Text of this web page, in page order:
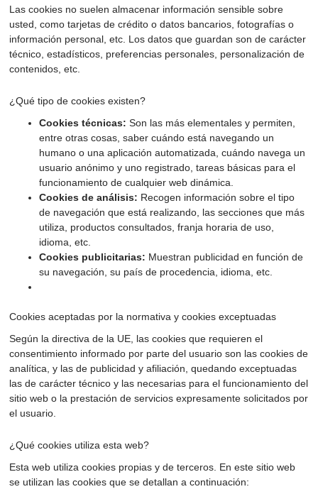
Las cookies no suelen almacenar información sensible sobre
usted, como tarjetas de crédito o datos bancarios, fotografías o
información personal, etc. Los datos que guardan son de carácter
técnico, estadísticos, preferencias personales, personalización de
contenidos, etc.
¿Qué tipo de cookies existen?
Cookies técnicas: Son las más elementales y permiten,
entre otras cosas, saber cuándo está navegando un
humano o una aplicación automatizada, cuándo navega un
usuario anónimo y uno registrado, tareas básicas para el
funcionamiento de cualquier web dinámica.
Cookies de análisis: Recogen información sobre el tipo
de navegación que está realizando, las secciones que más
utiliza, productos consultados, franja horaria de uso,
idioma, etc.
Cookies publicitarias: Muestran publicidad en función de
su navegación, su país de procedencia, idioma, etc.
Cookies aceptadas por la normativa y cookies exceptuadas
Según la directiva de la UE, las cookies que requieren el
consentimiento informado por parte del usuario son las cookies de
analítica, y las de publicidad y afiliación, quedando exceptuadas
las de carácter técnico y las necesarias para el funcionamiento del
sitio web o la prestación de servicios expresamente solicitados por
el usuario.
¿Qué cookies utiliza esta web?
Esta web utiliza cookies propias y de terceros. En este sitio web
se utilizan las cookies que se detallan a continuación: